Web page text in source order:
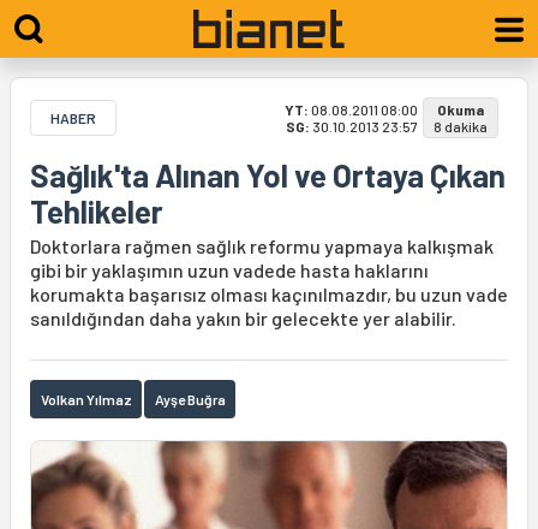
HABER YT: 08.08.2011 08:00
SG: 30.10.2013 23:57
Okuma
8 dakika
Sağlık'ta Alınan Yol ve Ortaya Çıkan
Tehlikeler
Doktorlara rağmen sağlık reformu yapmaya kalkışmak
gibi bir yaklaşımın uzun vadede hasta haklarını
korumakta başarısız olması kaçınılmazdır, bu uzun vade
sanıldığından daha yakın bir gelecekte yer alabilir.
Volkan Yılmaz Ayşe Buğra